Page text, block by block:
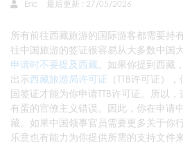
Eric 最后更新 : 27/05/2026
所有前往西藏旅游的国际游客都需要持
往中国旅游的签证很容易从大多数中国
申请时不要提及西藏 。如果你提到西藏
出示西藏旅游局许可证 （TTB许可证）
国签证才能为你申请TTB许可证。所以
有蛋的官僚主义错误。因此，你在申请
藏。如果中国领事官员需要更多关于你
乐意也有能力为你提供所需的支持文件